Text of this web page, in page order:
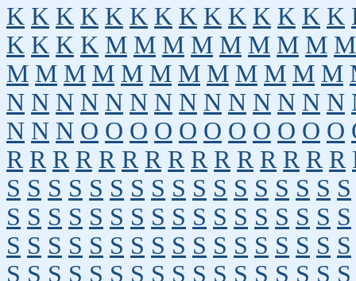
K K K K K K K K K K K K K K
K K K K M M M M M M M M M
M M M M M M M M M M M M
N N N N N N N N N N N N N N
N N N O O O O O O O O O O O
R R R R R R R R R R R R R R R
S S S S S S S S S S S S S S S S S
S S S S S S S S S S S S S S S S S
S S S S S S S S S S S S S S S S S
S S S S S S S S S S S S S S S S S